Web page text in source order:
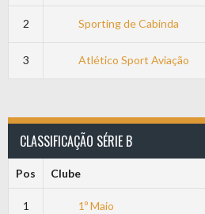
2 Sporting de Cabinda
3 Atlético Sport Aviação
CLASSIFICAÇÃO SÉRIE B
Pos Clube
1 1º Maio